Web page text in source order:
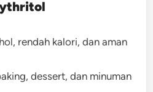
rendah kalori, dan aman
dessert, dan minuman